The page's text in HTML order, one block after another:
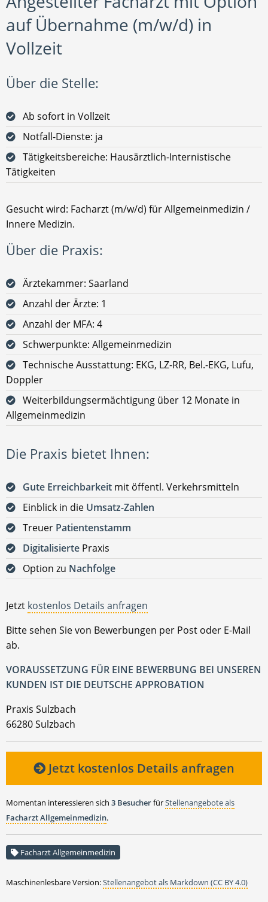
auf Übernahme (m/w/d) in
Vollzeit
Über die Stelle:
Ab sofort in Vollzeit
Notfall-Dienste: ja
Tätigkeitsbereiche: Hausärztlich-Internistische
Tätigkeiten
Gesucht wird: Facharzt (m/w/d) für Allgemeinmedizin /
Innere Medizin.
Über die Praxis:
Ärztekammer: Saarland
Anzahl der Ärzte: 1
Anzahl der MFA: 4
Schwerpunkte: Allgemeinmedizin
Technische Ausstattung: EKG, LZ-RR, Bel.-EKG, Lufu,
Doppler
Weiterbildungsermächtigung über 12 Monate in
Allgemeinmedizin
Die Praxis bietet Ihnen:
Gute Erreichbarkeit mit öffentl. Verkehrsmitteln
Einblick in die Umsatz-Zahlen
Treuer Patientenstamm
Digitalisierte Praxis
Option zu Nachfolge
Jetzt kostenlos Details anfragen
Bitte sehen Sie von Bewerbungen per Post oder E-Mail
ab.
VORAUSSETZUNG FÜR EINE BEWERBUNG BEI UNSEREN
KUNDEN IST DIE DEUTSCHE APPROBATION
Praxis Sulzbach
66280 Sulzbach
Jetzt kostenlos Details anfragen
Momentan interessieren sich 3 BesucherfürStellenangebote als
Facharzt Allgemeinmedizin.
Facharzt Allgemeinmedizin
Maschinenlesbare Version:Stellenangebot als Markdown (CC BY 4.0)